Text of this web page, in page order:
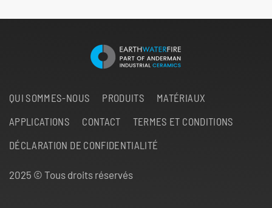
QUI SOMMES-NOUS PRODUITS
MATÉRIAUX
APPLICATIONS
CONTACT
TERMES ET CONDITIONS
DÉCLARATION DE CONFIDENTIALITÉ
2025 © Tous droits réservés